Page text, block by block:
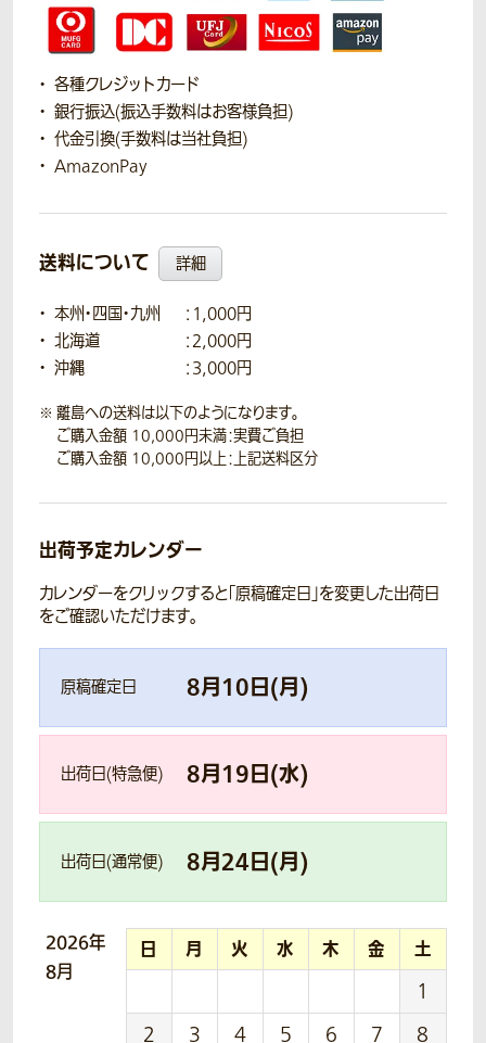
各種クレジットカード
銀行振込(振込手数料はお客様負担)
代金引換(手数料は当社負担)
AmazonPay
送料について 詳細
本州・四国・九州
：1,000円
北海道
：2,000円
沖縄
：3,000円
離島への送料は以下のようになります。
ご購入金額 10,000円未満：実費ご負担
ご購入金額 10,000円以上：上記送料区分
出荷予定カレンダー
カレンダーをクリックすると「原稿確定日」を変更した出荷日
をご確認いただけます。
原稿確定日 8月10日(月)
出荷日(特急便) 8月19日(水)
出荷日(通常便) 8月24日(月)
2026年
8月
日 月 火 水 木 金 土
1
2
3 4 5 6 7 8